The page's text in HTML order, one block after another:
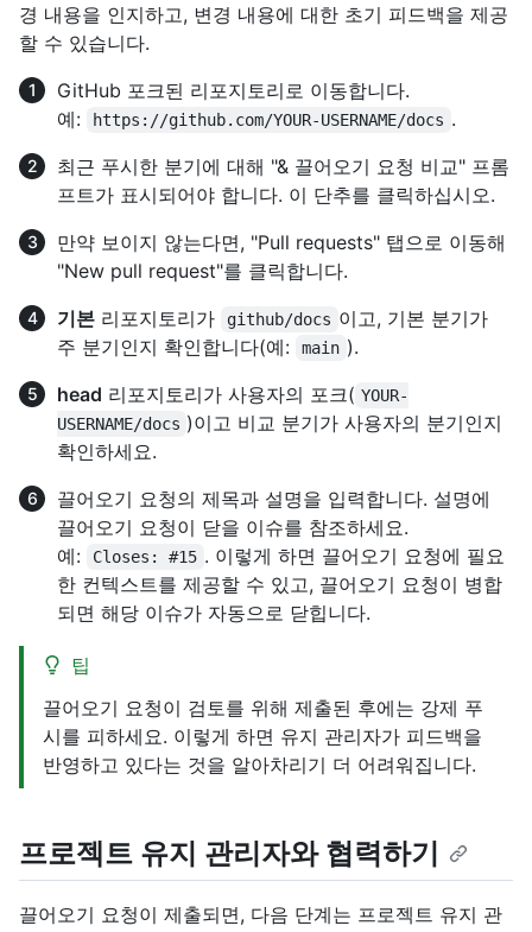
경 내용을 인지하고, 변경 내용에 대한 초기 피드백을 제공
할 수 있습니다.
GitHub 포크된 리포지토리로 이동합니다.
예:
https://github.com/YOUR-USERNAME/docs .
최근 푸시한 분기에 대해 "& 끌어오기 요청 비교" 프롬
프트가 표시되어야 합니다. 이 단추를 클릭하십시오.
만약 보이지 않는다면, "Pull requests" 탭으로 이동해
"New pull request"를 클릭합니다.
기본 리포지토리가 github/docs 이고, 기본 분기가
주 분기인지 확인합니다(예:
main ).
head 리포지토리가 사용자의 포크( YOUR-
USERNAME/docs )이고 비교 분기가 사용자의 분기인지
확인하세요.
끌어오기 요청의 제목과 설명을 입력합니다. 설명에
끌어오기 요청이 닫을 이슈를 참조하세요.
예:
Closes: #15 . 이렇게 하면 끌어오기 요청에 필요
한 컨텍스트를 제공할 수 있고, 끌어오기 요청이 병합
되면 해당 이슈가 자동으로 닫힙니다.
팁
끌어오기 요청이 검토를 위해 제출된 후에는 강제 푸
시를 피하세요. 이렇게 하면 유지 관리자가 피드백을
반영하고 있다는 것을 알아차리기 더 어려워집니다.
프로젝트 유지 관리자와 협력하기
끌어오기 요청이 제출되면, 다음 단계는 프로젝트 유지 관